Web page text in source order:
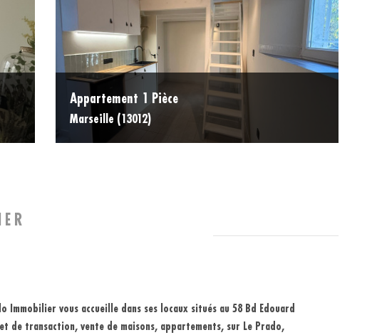
Appartement 1 Pièce
Marseille (13012)
vous accueille dans ses locaux situés au 58 Bd Edouard
de transaction,vente de maisons, appartements, sur Le Prado,